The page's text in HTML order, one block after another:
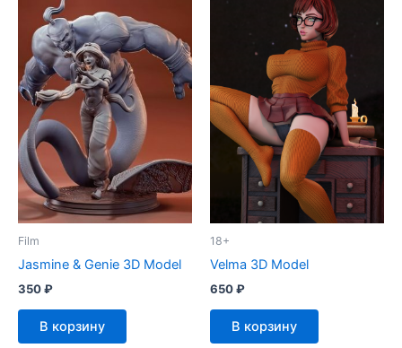
Film
Jasmine & Genie 3D Model
350₽
В корзину
18+
Velma 3D Model
650₽
В корзину